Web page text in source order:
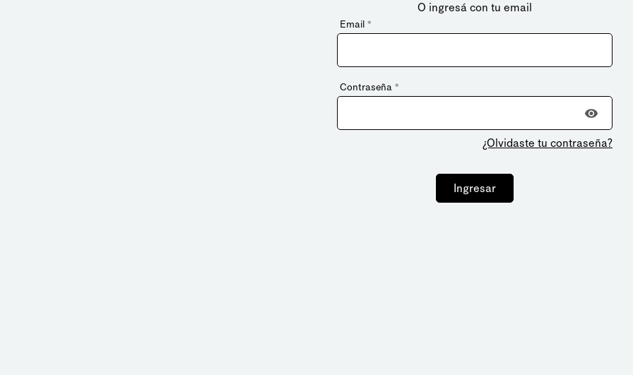
O ingresá con tu email
Email *
Contraseña *
¿Olvidaste tu contraseña?
Ingresar